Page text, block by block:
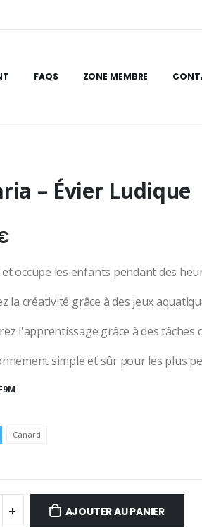
FAQS ZONE MEMBRE
– Évier Ludique
et occupe les enfants pendant des
la créativité grâce à des jeux
l'apprentissage grâce à des tâches
simple et sûr pour les plus
Canard
AJOUTER AU PANIER